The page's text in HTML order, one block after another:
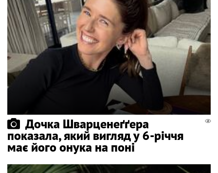
Дочка Шварценеґґера
показала, який вигляд у 6-річчя
має його онука на поні